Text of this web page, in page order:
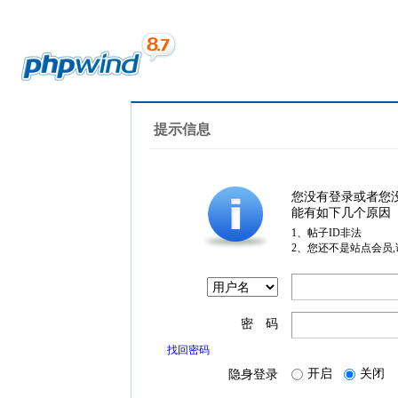
提示信息
您没有登录或者您
能有如下几个原因
1、帖子ID非法
2、您还不是站点会员
密 码
找回密码
隐身登录 开启 关闭